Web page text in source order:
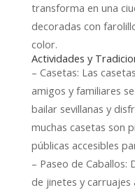
transforma en una
decoradas con
color.
Actividades y
– Casetas: Las
amigos y familiares
bailar sevillanas y
muchas casetas son
públicas accesibles
– Paseo de Caballos:
de jinetes y